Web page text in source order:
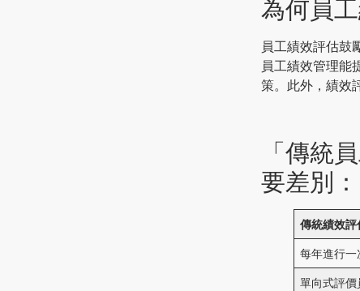
為何員
員工績效評估鼓
員工績效管理能
策。此外，績效
「傳統
要差別：
傳統績效評
每年進行一
單向式評價